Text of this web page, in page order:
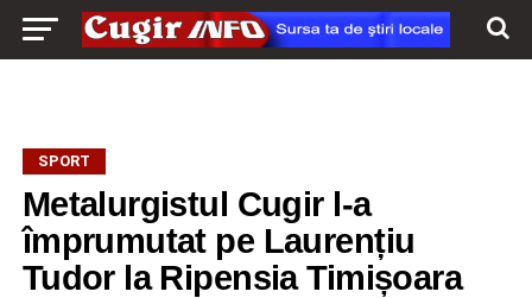
SPORT
Metalurgistul Cugir l-a
împrumutat pe Laurențiu
Tudor la Ripensia Timișoara